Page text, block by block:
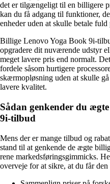
det er tilgængeligt til en billigere
kan du få adgang til funktioner,
enheder uden at skulle betale fuld
Billige Lenovo Yoga Book 9i-
opgradere dit nuværende udstyr
meget lavere pris end normalt.
fordele såsom hurtigere
skærmopløsning uden at skulle
lavere kvalitet.
Sådan genkender du
9i-tilbud
Mens der er mange tilbud og
stand til at genkende de ægte
rene markedsføringsgimmicks.
overveje for at sikre, at du får den